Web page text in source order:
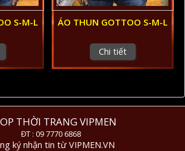
S-M-L ÁO THUN GOTTOO S-M-L
Chi tiết
THỜI TRANG VIPMEN
ĐT : 09 7770 6868
ký nhận tin từ VIPMEN.VN